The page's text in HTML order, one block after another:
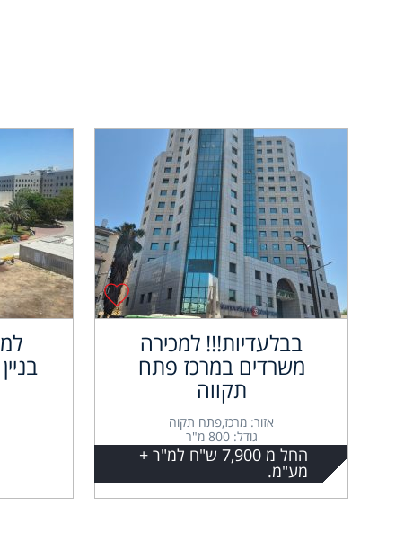
בבלעדיות!!! למכירה
משרדים במרכז פתח
תקווה
אזור: מרכז,פתח תקוה
גודל: 800 מ"ר
החל מ 7,900 ש"ח למ"ר +
מע"מ.